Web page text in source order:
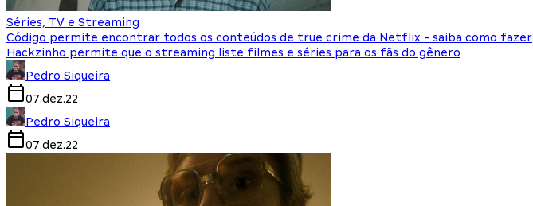
Séries, TV e Streaming
Código permite encontrar todos os conteúdos de true crime da Netflix - saiba como fazer
Hackzinho permite que o streaming liste filmes e séries para os fãs do gênero
Pedro Siqueira
07.dez.22
Pedro Siqueira
07.dez.22